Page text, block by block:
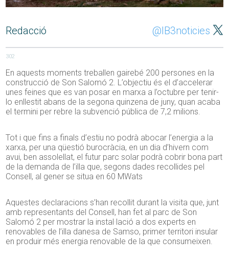
Redacció @IB3noticies
302
En aquests moments treballen gairebé 200 persones en la
construcció de Son Salomó 2. L’objectiu és el d’accelerar
unes feines que es van posar en marxa a l’octubre per tenir-
lo enllestit abans de la segona quinzena de juny, quan acaba
el termini per rebre la subvenció pública de 7,2 milions.
Tot i que fins a finals d’estiu no podrà abocar l’energia a la
xarxa, per una qüestió burocràcia, en un dia d’hivern com
avui, ben assolellat, el futur parc solar podrà cobrir bona part
de la demanda de l’illa que, segons dades recollides pel
Consell, al gener se situa en 60 MWats
Aquestes declaracions s’han recollit durant la visita que, junt
amb representants del Consell, han fet al parc de Son
Salomó 2 per mostrar la instal·lació a dos experts en
renovables de l’illa danesa de Samso, primer territori insular
en produir més energia renovable de la que consumeixen.